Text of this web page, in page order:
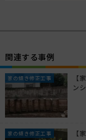
関連する事例
家の傾き修正工事
【
ン
家の傾き修正工事
【